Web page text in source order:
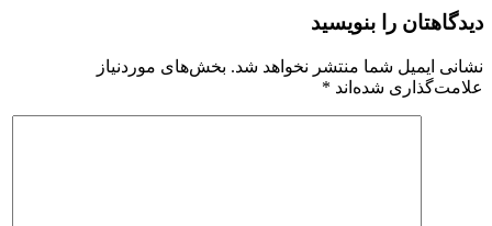
دیدگاهتان را بنویسید
نشانی ایمیل شما منتشر نخواهد شد. بخش‌های موردنیاز
علامت‌گذاری شده‌اند *